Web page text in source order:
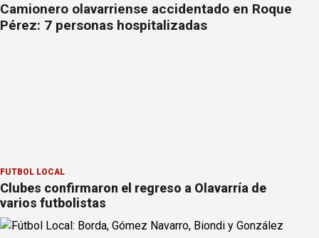
Camionero olavarriense accidentado en Roque
Pérez: 7 personas hospitalizadas
FÚTBOL LOCAL
Clubes confirmaron el regreso a Olavarría de
varios futbolistas